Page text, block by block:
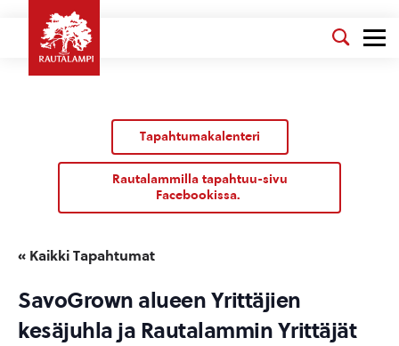
Tapahtumakalenteri
Rautalammilla tapahtuu-sivu
Facebookissa.
« Kaikki Tapahtumat
SavoGrown alueen Yrittäjien
kesäjuhla ja Rautalammin Yrittäjät